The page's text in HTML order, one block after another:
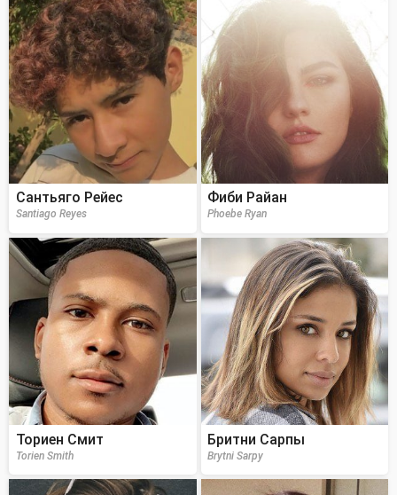
Сантьяго Рейес
Santiago Reyes
Фиби Райан
Phoebe Ryan
Ториен Смит
Torien Smith
Бритни Сарпы
Brytni Sarpy